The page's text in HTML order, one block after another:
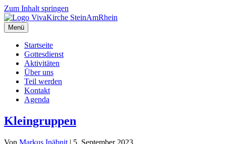
Zum Inhalt springen
Menü
Startseite
Gottesdienst
Aktivitäten
Über uns
Teil werden
Kontakt
Agenda
Kleingruppen
Von Markus Inäbnit | 5. September 2023